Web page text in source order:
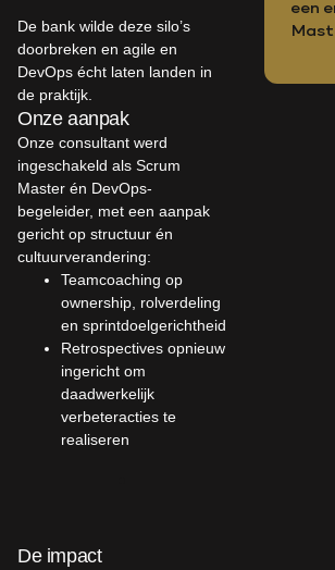
De bank wilde deze silo’s
doorbreken en agile en
DevOps écht laten landen in
de praktijk.
Onze aanpak
Onze consultant werd
ingeschakeld als Scrum
Master én DevOps-
begeleider, met een aanpak
gericht op structuur én
cultuurverandering:
Teamcoaching op
ownership, rolverdeling
en sprintdoelgerichtheid
Retrospectives opnieuw
ingericht om
daadwerkelijk
verbeteracties te
realiseren
een
De impact